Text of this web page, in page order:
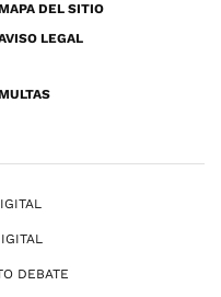
DEL SITIO
LEGAL
DEBATE